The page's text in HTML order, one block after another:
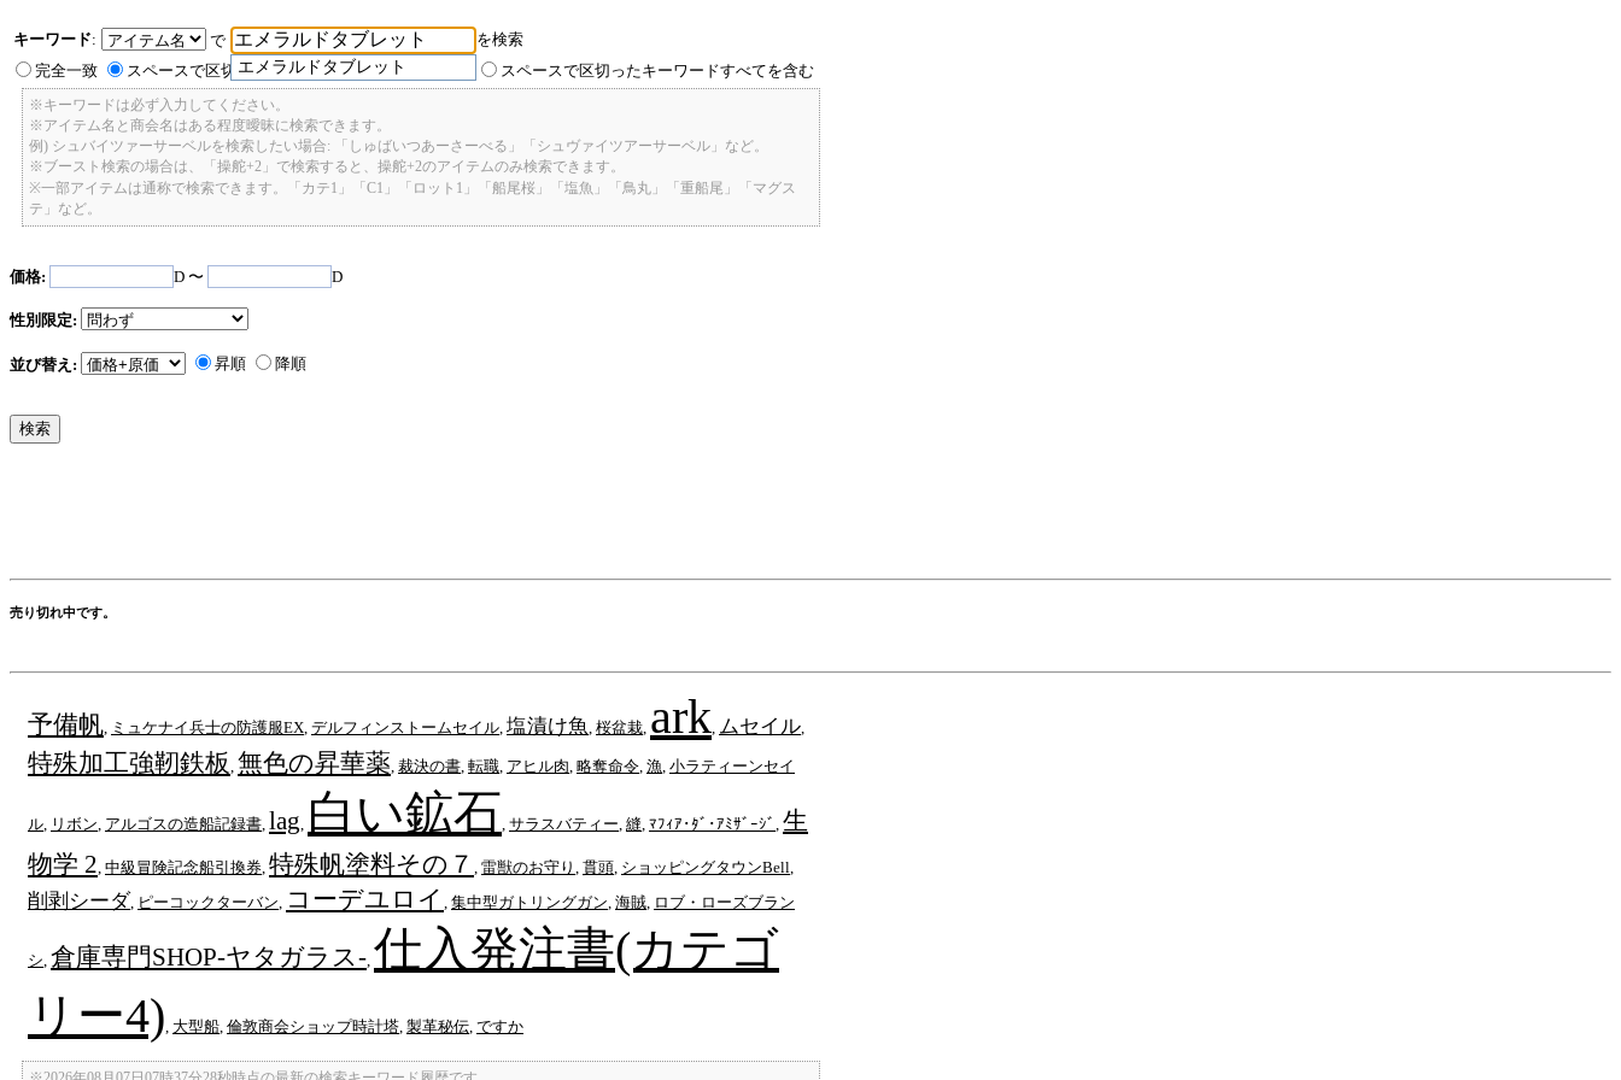
キーワード:
で
エメラルドタブレット
を検索
完全一致
スペースで区切ったキーワードのいずれかを含む スペースで区切ったキーワードすべてを含む
※キーワードは必ず入力してください。
※アイテム名と商会名はある程度曖昧に検索できます。
例) シュバイツァーサーベルを検索したい場合: 「しゅばいつあーさーべる」「シュヴァイツアーサーベル」など。
※ブースト検索の場合は、「操舵+2」で検索すると、操舵+2のアイテムのみ検索できます。
※一部アイテムは通称で検索できます。「カテ1」「C1」「ロット1」「船尾桜」「塩魚」「鳥丸」「重船尾」「マグス
テ」など。
価格: D 〜 D
性別限定:
並び替え: 昇順 降順
売り切れ中です。
予備帆 ミュケナイ兵士の防護服EX デルフィンストームセイル 塩漬け魚 桜盆栽 ark ムセイル
特殊加工強靭鉄板 無色の昇華薬 裁決の書 転職 アヒル肉 略奪命令 漁 小ラティーンセイ
ル リボン アルゴスの造船記録書 lag 白い鉱石 サラスバティー 縫 ﾏﾌｨｱ･ﾀﾞ･ｱﾐｻﾞｰｼﾞ 生
物学 2 中級冒険記念船引換券 特殊帆塗料その７ 雷獣のお守り 貫頭 ショッピングタウンBell
削剥シーダ ピーコックターバン コーデユロイ 集中型ガトリングガン 海賊 ロブ・ローズブラン
シ 倉庫専門SHOP-ヤタガラス- 仕入発注書(カテゴ
リー4) 大型船 倫敦商会ショップ時計塔 製革秘伝 ですか